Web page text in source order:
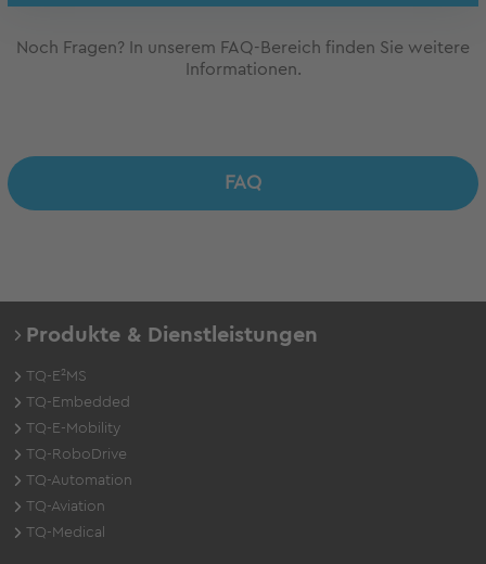
Noch Fragen? In unserem FAQ-Bereich finden Sie weitere
Informationen.
FAQ
Produkte & Dienstleistungen
TQ-E²MS
TQ-Embedded
TQ-E-Mobility
TQ-RoboDrive
TQ-Automation
TQ-Aviation
TQ-Medical